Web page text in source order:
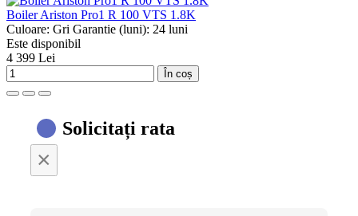
Boiler Ariston Pro1 R 100 VTS 1.8K
Culoare: Gri Garantie (luni): 24 luni
Este disponibil
4 399 Lei
În coș
Solicitați rata
×